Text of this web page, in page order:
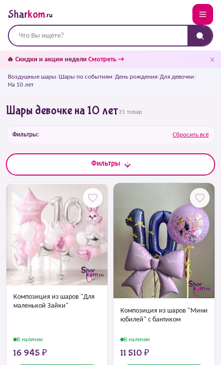
Sharkom.ru
🔥 Скидки и акции недели Смотреть → ✕
Воздушные шары/Шары по событиям/День рождения/Для девочки/
На 10 лет
Шары девочке на 10 лет31 товар
Фильтры: Сбросить всё
Фильтры
Композиция из шаров "Для
маленькой Зайки"
В наличии
16 945 ₽
Композиция из шаров "Мини
юбилей" с бантиком
В наличии
11 510 ₽